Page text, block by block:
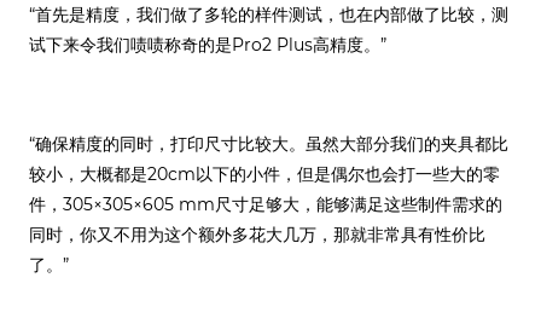
“首先是精度，我们做了多轮的样件测试，也在内部做了比较，测
试下来令我们啧啧称奇的是Pro2 Plus高精度。”
“确保精度的同时，打印尺寸比较大。虽然大部分我们的夹具都比
较小，大概都是20cm以下的小件，但是偶尔也会打一些大的零
件，305×305×605 mm尺寸足够大，能够满足这些制件需求的
同时，你又不用为这个额外多花大几万，那就非常具有性价比
了。”